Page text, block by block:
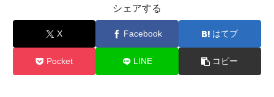
シェアする
X Facebook はてブ
Pocket LINE コピー